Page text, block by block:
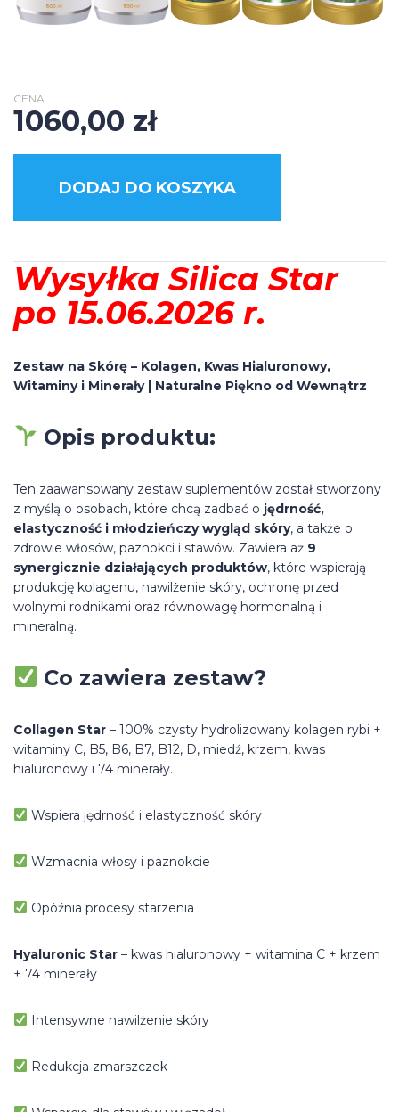
CENA
1060,00 zł
DODAJ DO KOSZYKA
Wysyłka Silica Star
po 15.06.2026 r.
Zestaw na Skórę – Kolagen, Kwas Hialuronowy,
Witaminy i Minerały | Naturalne Piękno od Wewnątrz
Opis produktu:
Ten zaawansowany zestaw suplementów został stworzony
z myślą o osobach, które chcą zadbać o jędrność,
elastyczność i młodzieńczy wygląd skóry, a także o
zdrowie włosów, paznokci i stawów. Zawiera aż 9
synergicznie działających produktów, które wspierają
produkcję kolagenu, nawilżenie skóry, ochronę przed
wolnymi rodnikami oraz równowagę hormonalną i
mineralną.
Co zawiera zestaw?
Collagen Star – 100% czysty hydrolizowany kolagen rybi +
witaminy C, B5, B6, B7, B12, D, miedź, krzem, kwas
hialuronowy i 74 minerały.
Wspiera jędrność i elastyczność skóry
Wzmacnia włosy i paznokcie
Opóźnia procesy starzenia
Hyaluronic Star – kwas hialuronowy + witamina C + krzem
+ 74 minerały
Intensywne nawilżenie skóry
Redukcja zmarszczek